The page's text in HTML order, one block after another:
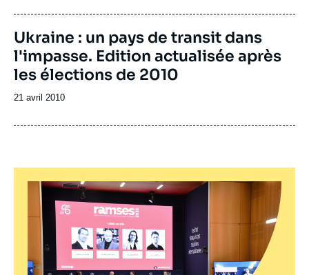
publication
Image
de
couverture
de
la
Ukraine : un pays de transit dans
l'impasse. Edition actualisée après
les élections de 2010
Date
publication
21 avril 2010